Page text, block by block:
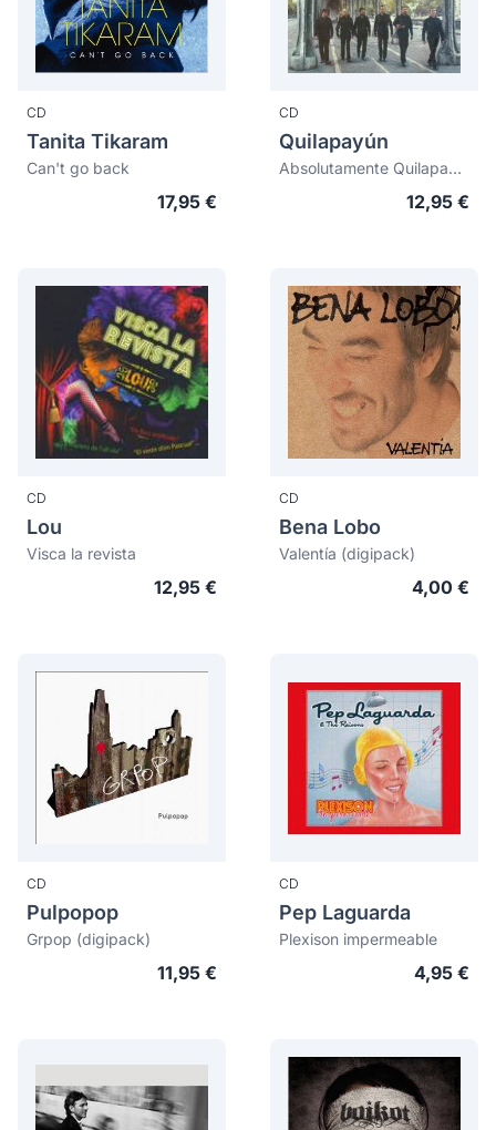
CD
Tanita Tikaram
Can't go back
17,95 €
CD
Quilapayún
Absolutamente Quilapayún
12,95 €
CD
Lou
Visca la revista
12,95 €
CD
Bena Lobo
Valentía (digipack)
4,00 €
CD
Pulpopop
Grpop (digipack)
11,95 €
CD
Pep Laguarda
Plexison impermeable
4,95 €